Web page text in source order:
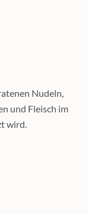
Nudeln,
und Fleisch im
wird.